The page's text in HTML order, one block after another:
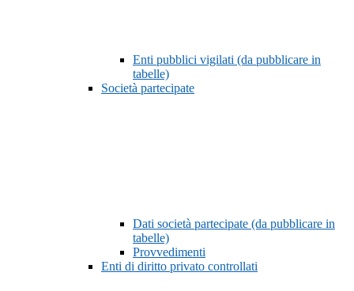
Enti pubblici vigilati (da pubblicare in
tabelle)
Società partecipate
Dati società partecipate (da pubblicare in
tabelle)
Provvedimenti
Enti di diritto privato controllati